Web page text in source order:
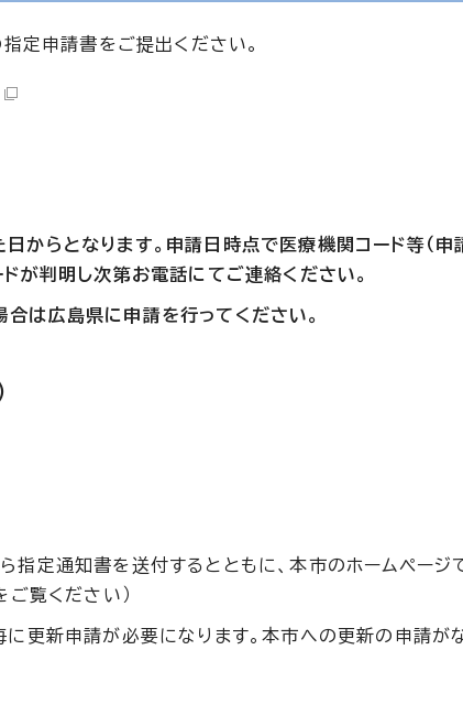
定申請書をご提出ください。
からとなります。申請日時点で医療機関コード等（申
が判明し次第お電話にてご連絡ください。
は広島県に申請を行ってください。
定通知書を送付するとともに、本市のホームページ
ご覧ください）
更新申請が必要になります。本市への更新の申請が